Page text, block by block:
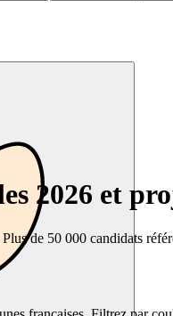
2026 et
de 50 000 candidats